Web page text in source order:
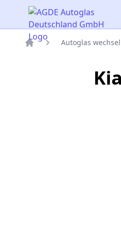
AGDE Autoglas
Autoglas